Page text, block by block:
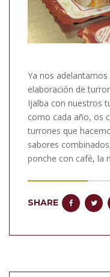
Ya nos
elaboración de
Ijalba con nuestros
como cada año, os
turrones que
sabores
ponche con café, la
SHARE